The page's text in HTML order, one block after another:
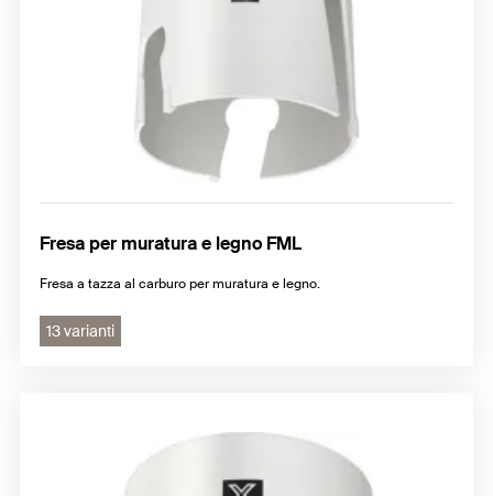
Fresa per muratura e legno FML
Fresa a tazza al carburo per muratura e legno.
13 varianti